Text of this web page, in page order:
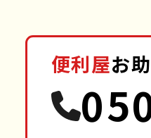
便利屋お